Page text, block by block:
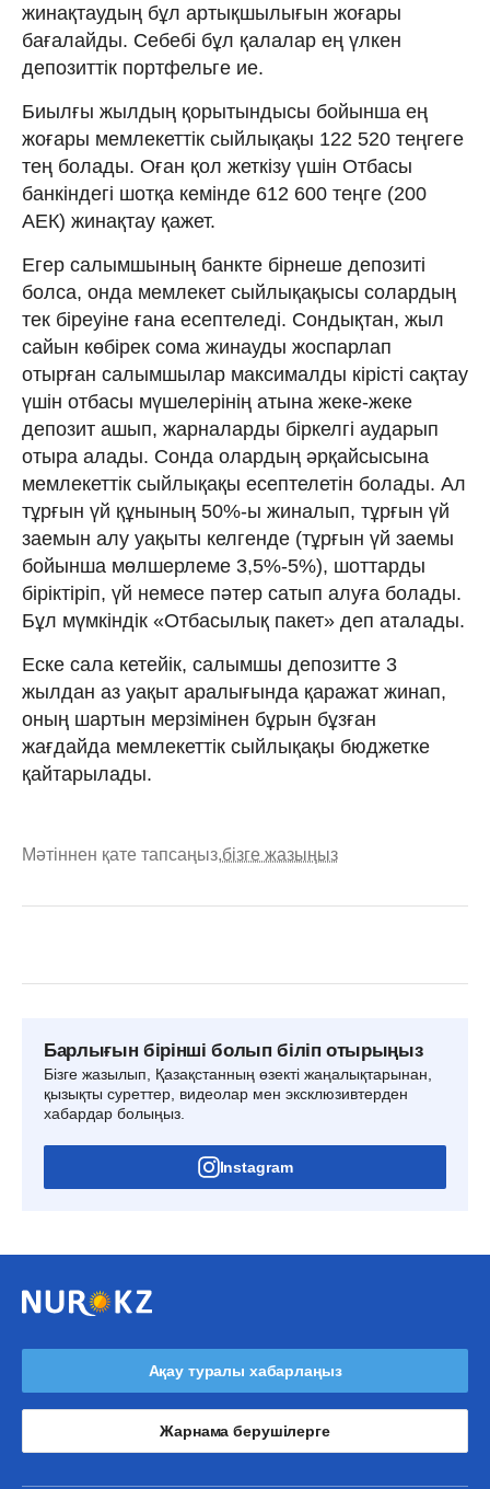
жинақтаудың бұл артықшылығын жоғары
бағалайды. Себебі бұл қалалар ең үлкен
депозиттік портфельге ие.
Биылғы жылдың қорытындысы бойынша ең
жоғары мемлекеттік сыйлықақы 122 520 теңгеге
тең болады. Оған қол жеткізу үшін Отбасы
банкіндегі шотқа кемінде 612 600 теңге (200
АЕК) жинақтау қажет.
Егер салымшының банкте бірнеше депозиті
болса, онда мемлекет сыйлықақысы солардың
тек біреуіне ғана есептеледі. Сондықтан, жыл
сайын көбірек сома жинауды жоспарлап
отырған салымшылар максималды кірісті сақтау
үшін отбасы мүшелерінің атына жеке-жеке
депозит ашып, жарналарды біркелгі аударып
отыра алады. Сонда олардың әрқайсысына
мемлекеттік сыйлықақы есептелетін болады. Ал
тұрғын үй құнының 50%-ы жиналып, тұрғын үй
заемын алу уақыты келгенде (тұрғын үй заемы
бойынша мөлшерлеме 3,5%-5%), шоттарды
біріктіріп, үй немесе пәтер сатып алуға болады.
Бұл мүмкіндік «Отбасылық пакет» деп аталады.
Еске сала кетейік, салымшы депозитте 3
жылдан аз уақыт аралығында қаражат жинап,
оның шартын мерзімінен бұрын бұзған
жағдайда мемлекеттік сыйлықақы бюджетке
қайтарылады.
Мәтіннен қате тапсаңыз,бізге жазыңыз
Барлығын бірінші болып біліп отырыңыз
Бізге жазылып, Қазақстанның өзекті жаңалықтарынан,
қызықты суреттер, видеолар мен эксклюзивтерден
хабардар болыңыз.
Instagram
Ақау туралы хабарлаңыз
Жарнама берушілерге